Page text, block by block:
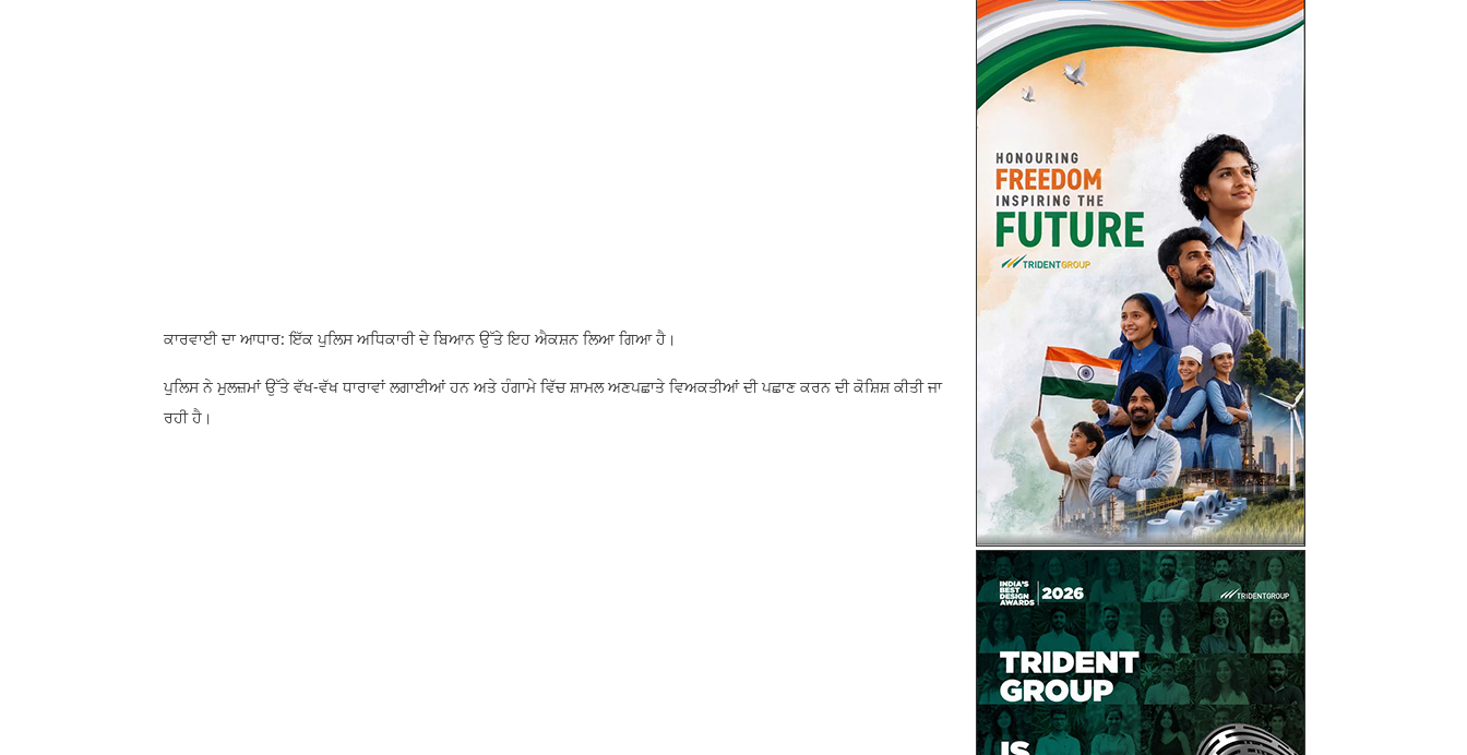
ਕਾਰਵਾਈ ਦਾ ਆਧਾਰ: ਇੱਕ ਪੁਲਿਸ ਅਧਿਕਾਰੀ ਦੇ ਬਿਆਨ ਉੱਤੇ ਇਹ ਐਕਸ਼ਨ ਲਿਆ ਗਿਆ ਹੈ।
ਪੁਲਿਸ ਨੇ ਮੁਲਜ਼ਮਾਂ ਉੱਤੇ ਵੱਖ-ਵੱਖ ਧਾਰਾਵਾਂ ਲਗਾਈਆਂ ਹਨ ਅਤੇ ਹੰਗਾਮੇ ਵਿੱਚ ਸ਼ਾਮਲ ਅਣਪਛਾਤੇ ਵਿਅਕਤੀਆਂ ਦੀ ਪਛਾਣ ਕਰਨ ਦੀ ਕੋਸ਼ਿਸ਼ ਕੀਤੀ ਜਾ
ਰਹੀ ਹੈ।